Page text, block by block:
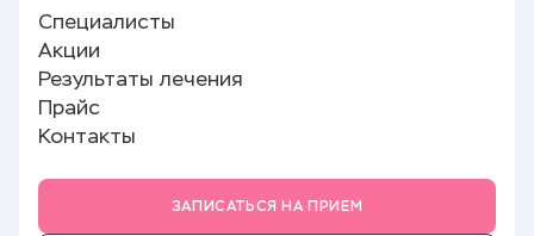
Лазерное лечение варикоза (ЭВЛК)
Реквизиты
О клинике
Отзывы
Новости
Вакансии
Памятка пациенту
Полезные статьи
Специалисты
Акции
Результаты лечения
Прайс
Контакты
ЗАПИСАТЬСЯ НА ПРИЕМ